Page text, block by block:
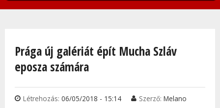
Prága új galériát épít Mucha Szláv
eposza számára
Létrehozás: 06/05/2018 - 15:14 Szerző: Melano